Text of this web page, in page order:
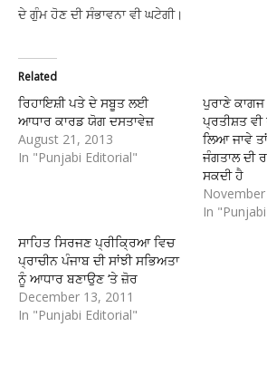
ਦੇ ਗੁੰਮ ਹੋਣ ਦੀ ਸੰਭਾਵਨਾ ਵੀ
Related
ਰਿਹਾਇਸ਼ੀ ਪਤੇ ਦੇ ਸਬੂਤ ਲਈ
ਆਧਾਰ ਕਾਰਡ ਯੋਗ ਦਸਤਾਵੇਜ਼
August 21, 2013
In "Punjabi Editorial"
ਪੁਰਾਣੇ
ਪ੍ਰਤੀਸ਼ਤ
ਲਿਆ ਜਾਵੇ
ਜੰਗਤਾਲ ਦੀ
ਸਕਦੀ ਹੈ
In
ਸਾਹਿਤ ਸਿਰਜਣ ਪ੍ਰੀਕ੍ਰਿਆ ਵਿਚ
ਪ੍ਰਾਚੀਨ ਪੰਜਾਬ ਦੀ ਸਾਂਝੀ ਸਭਿਅਤਾ
ਨੂੰ ਆਧਾਰ ਬਣਾਉਣ ‘ਤੇ ਜ਼ੋਰ
December 13, 2011
In "Punjabi Editorial"